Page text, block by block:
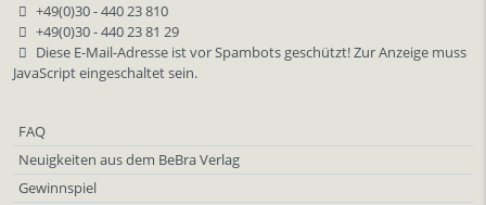
+49(0)30 - 440 23 810
+49(0)30 - 440 23 81 29
Diese E-Mail-Adresse ist vor Spambots geschützt! Zur Anzeige muss
JavaScript eingeschaltet sein.
FAQ
Neuigkeiten aus dem BeBra Verlag
Gewinnspiel